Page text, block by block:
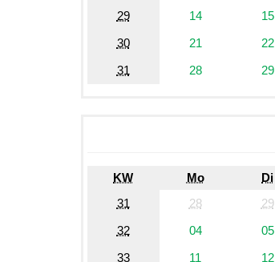
29
14 15
30
21 22
31
28 29
KW Mo Di
31
28 29
32
04 05
33
11 12